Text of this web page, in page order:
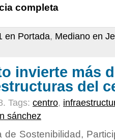
completa
en Portada, Mediano en
invierte más
del
Tags: centro,
sánchez
de Sostenibilidad,